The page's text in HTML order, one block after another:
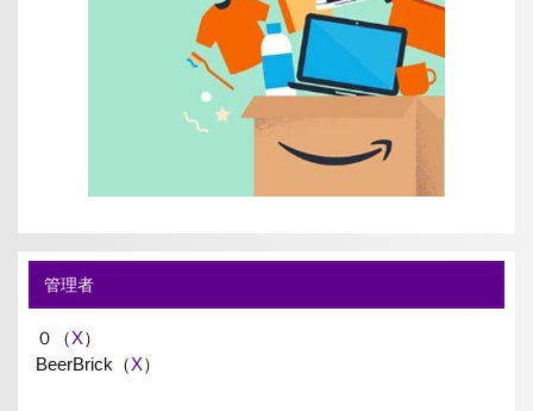
管理者
０（X）
BeerBrick（X）